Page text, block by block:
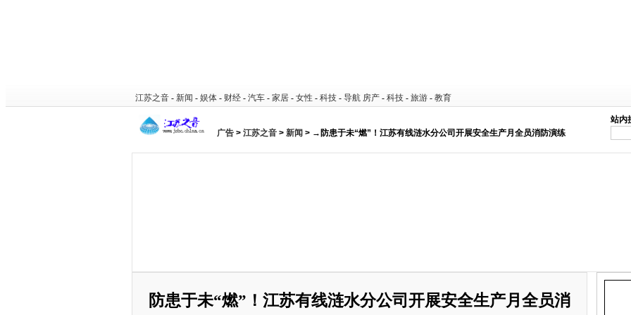
江苏之音 - 新闻 - 娱体 - 财经 - 汽车 - 家居 - 女性 - 科技 - 导航 房产 - 科技 - 旅游 - 教育
广告 > 江苏之音 > 新闻 > →防患于未“燃”！江苏有线涟水分公司开展安全生产月全员消防演练
站内
防患于未“燃”！江苏有线涟水分公司开展安全生产月全员消